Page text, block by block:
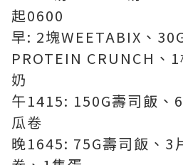
起0600
早: 2塊WEETABIX、
PROTEIN CRUNCH、
奶
午1415: 150G壽司飯、
瓜卷
晚1645: 75G壽司飯、3